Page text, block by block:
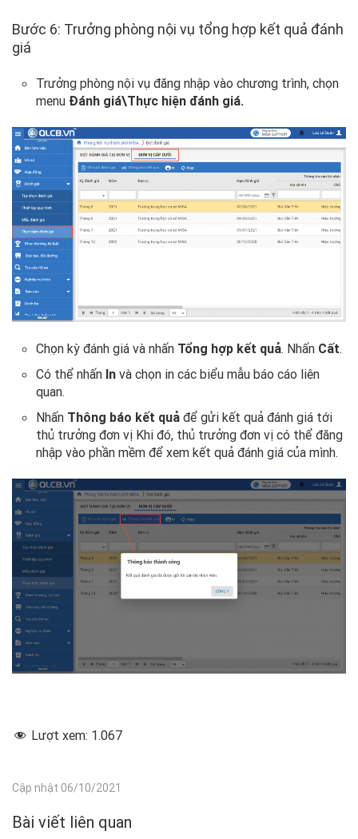
Bước 6: Trưởng phòng nội vụ tổng hợp kết quả đánh
giá
Trưởng phòng nội vụ đăng nhập vào chương trình, chọn
menu Đánh giá\Thực hiện đánh giá.
Chọn kỳ đánh giá và nhấn Tổng hợp kết quả. Nhấn Cất.
Có thể nhấn In và chọn in các biểu mẫu báo cáo liên
quan.
Nhấn Thông báo kết quả để gửi kết quả đánh giá tới
thủ trưởng đơn vị Khi đó, thủ trưởng đơn vị có thể đăng
nhập vào phần mềm để xem kết quả đánh giá của mình.
Lượt xem: 1.067
Cập nhật 06/10/2021
Bài viết liên quan